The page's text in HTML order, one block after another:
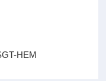
HEM